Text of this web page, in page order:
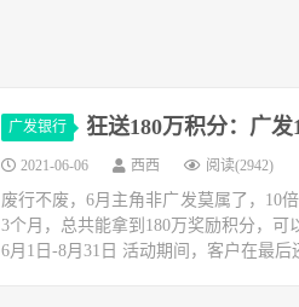
广发银行 狂送180万积分：广
2021-06-06 西西 阅读(2942)
废行不废，6月主角非广发莫属了，10
3个月，总共能拿到180万奖励积分，可
6月1日-8月31日 活动期间，客户在最后